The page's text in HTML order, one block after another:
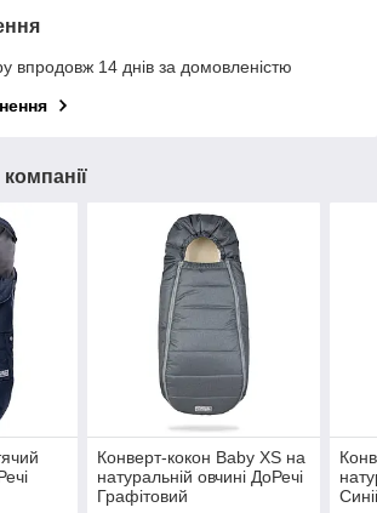
впродовж 14 днів за домовленістю
Конверт-кокон Baby XS на
натуральній овчині ДоРечі
Графітовий